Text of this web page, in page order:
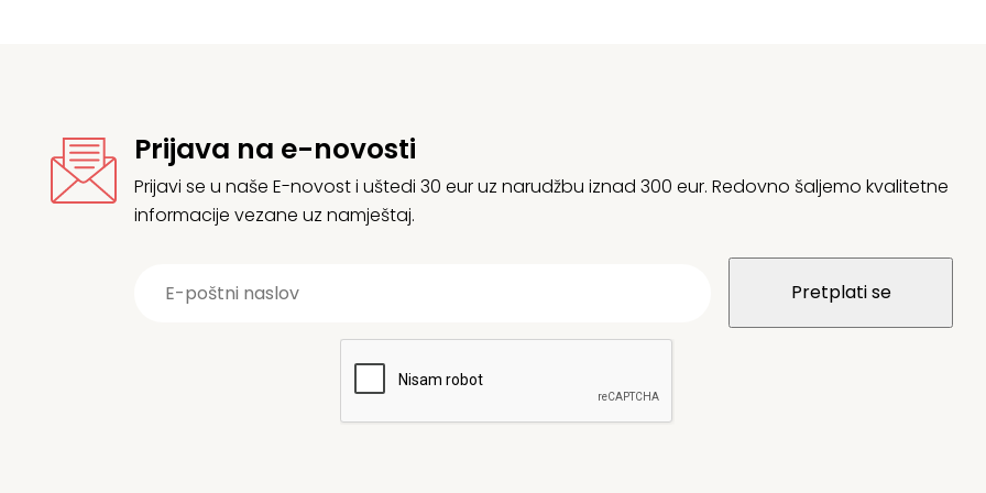
Prijava na e-novosti
Prijavi se u naše E-novost i uštedi 30 eur uz narudžbu iznad 300 eur. Redovno šaljemo kvalitetne
informacije vezane uz namještaj.